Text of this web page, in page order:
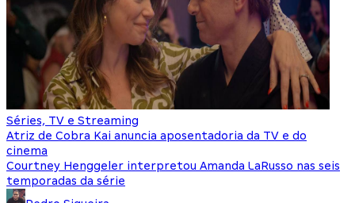
Séries, TV e Streaming
Atriz de Cobra Kai anuncia aposentadoria da TV e do
cinema
Courtney Henggeler interpretou Amanda LaRusso nas seis
temporadas da série